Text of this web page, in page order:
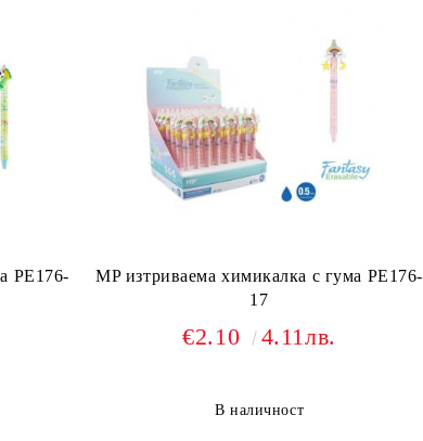
PE176-
MP изтриваема химикалка с гума PE176-
17
€2.10 4.11лв.
В наличност